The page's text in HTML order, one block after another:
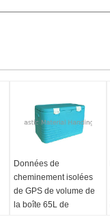
Données de
cheminement isolées
de GPS de volume de
la boîte 65L de